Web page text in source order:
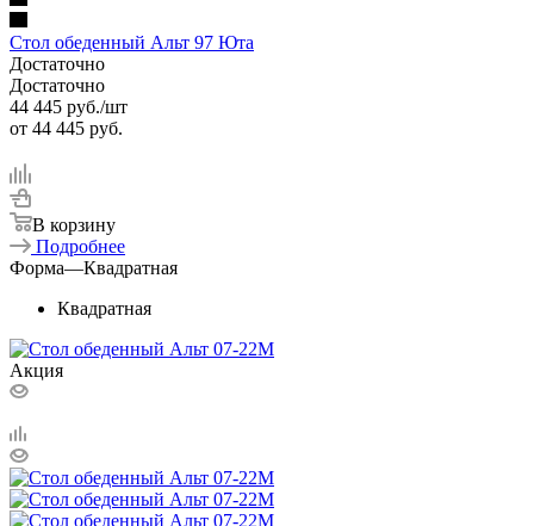
Стол обеденный Альт 97 Юта
Достаточно
Достаточно
44 445 руб./шт
от 44 445 руб.
В корзину
Подробнее
Форма—Квадратная
Квадратная
Акция